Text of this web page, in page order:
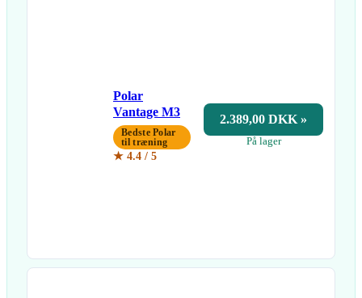
Polar
Vantage M3
Bedste Polar
til træning
★ 4.4 / 5
2.389,00 DKK »
På lager